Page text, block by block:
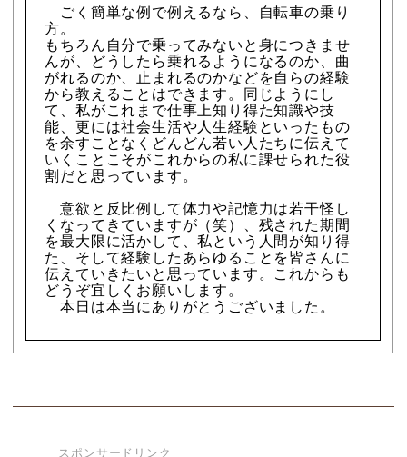
ごく簡単な例で例えるなら、自転車の乗り
方。
もちろん自分で乗ってみないと身につきませ
んが、どうしたら乗れるようになるのか、曲
がれるのか、止まれるのかなどを自らの経験
から教えることはできます。同じようにし
て、私がこれまで仕事上知り得た知識や技
能、更には社会生活や人生経験といったもの
を余すことなくどんどん若い人たちに伝えて
いくことこそがこれからの私に課せられた役
割だと思っています。
意欲と反比例して体力や記憶力は若干怪し
くなってきていますが（笑）、残された期間
を最大限に活かして、私という人間が知り得
た、そして経験したあらゆることを皆さんに
伝えていきたいと思っています。これからも
どうぞ宜しくお願いします。
本日は本当にありがとうございました。
スポンサードリンク